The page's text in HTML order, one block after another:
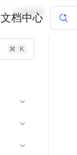
文档中心
文档指南